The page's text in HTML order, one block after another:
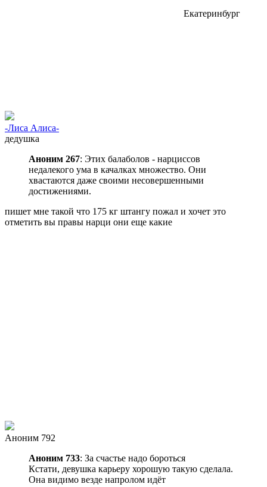
Екатеринбург
-Лиса Алиса-
дедушка
Аноним 267: Этих балаболов - нарциссов
недалекого ума в качалках множество. Они
хвастаются даже своими несовершенными
достижениями.
пишет мне такой что 175 кг штангу пожал и хочет это
отметить вы правы нарци они еще какие
Аноним 792
Аноним 733: За счастье надо бороться
Кстати, девушка карьеру хорошую такую сделала.
Она видимо везде напролом идёт